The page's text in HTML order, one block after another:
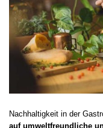
Nachhaltigkeit in der
auf umweltfreundliche